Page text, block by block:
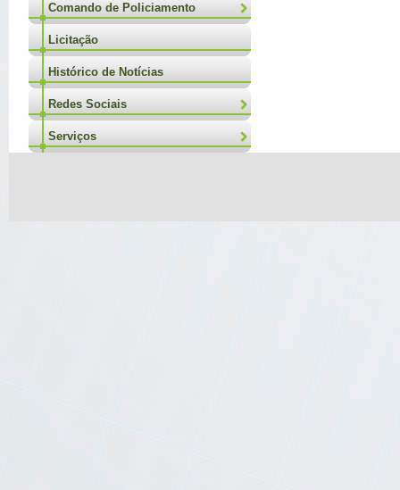
Comando de Policiamento
Licitação
Histórico de Notícias
Redes Sociais
Serviços